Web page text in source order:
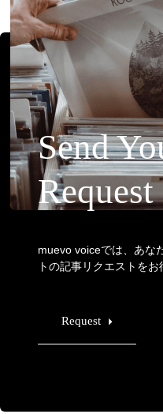
Send
Request
muevo voiceでは、あな
トの記事リクエストをお
Request